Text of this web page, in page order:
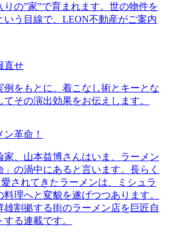
の”家”で育まれます。世の物件を
いう目線で、LEON不動産がご案内
直せ
例をもとに、着こなし術とキーとな
その演出効果をお伝えします。
革命！
家、山本益博さんはいま、ラーメン
」の渦中にあると言います。長らく
されてきたラーメンは、ミシュラ
理へと変貌を遂げつつあります。
雄割拠する街のラーメン店を巨匠自
る連載です。